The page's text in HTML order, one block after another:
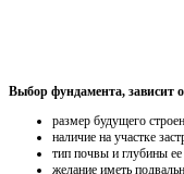
Выбор фундамента, зависит
размер будущего
наличие на участке
тип почвы и глубины
желание иметь